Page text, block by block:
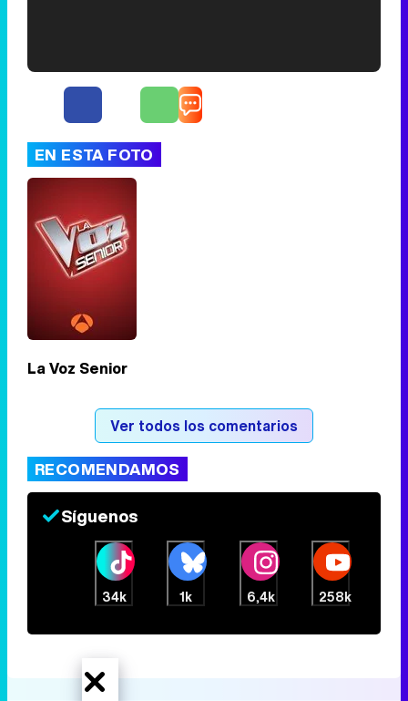
EN ESTA FOTO
La Voz Senior
Ver todos los comentarios
RECOMENDAMOS
Síguenos
34k 1k 6,4k 258k